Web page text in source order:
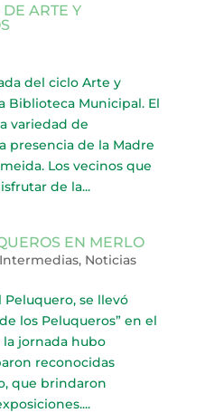
ARTE Y
del ciclo Arte y
Biblioteca Municipal. El
variedad de
presencia de la Madre
Los vecinos que
de la...
EN MERLO
, Noticias
Peluquero, se llevó
los Peluqueros” en el
la jornada hubo
reconocidas
que brindaron